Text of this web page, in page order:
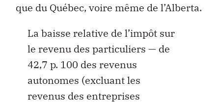
que du Québec, voire même de l’Alberta.
La baisse relative de l’impôt sur
le revenu des particuliers — de
42,7 p. 100 des revenus
autonomes (excluant les
revenus des entreprises